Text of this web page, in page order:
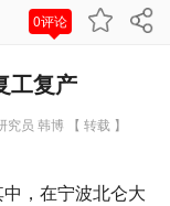
0评论
工复产
员 韩博 【 转载 】
，在宁波北仑大